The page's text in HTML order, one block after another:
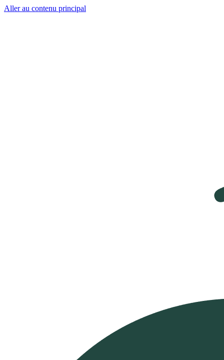
Aller au contenu principal